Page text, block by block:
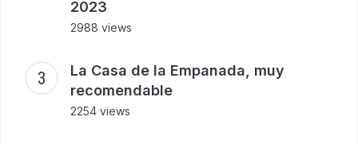
2023
2988 views
La Casa de la Empanada, muy
recomendable
2254 views